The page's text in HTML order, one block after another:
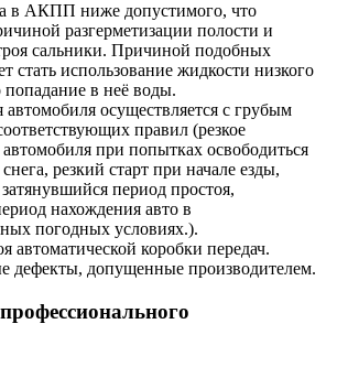
в АКПП ниже допустимого, что
разгерметизации полости и
сальники. Причиной подобных
стать использование жидкости низкого
попадание в неё воды.
автомобиля осуществляется с грубым
правил (резкое
автомобиля при попытках освободиться
резкий старт при начале езды,
период простоя,
нахождения авто в
погодных условиях.).
автоматической коробки передач.
дефекты, допущенные производителем.